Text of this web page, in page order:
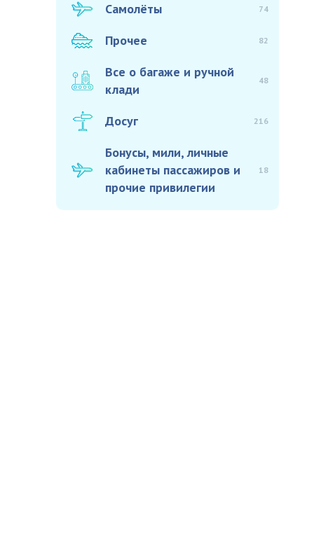
Самолёты 74
Прочее 82
Все о багаже и ручной
клади
48
Досуг 216
Бонусы, мили, личные
кабинеты пассажиров и
прочие привилегии
18